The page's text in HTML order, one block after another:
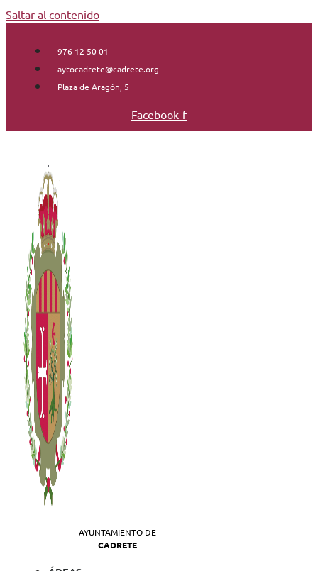
Saltar al contenido
976 12 50 01
aytocadrete@cadrete.org
Plaza de Aragón, 5
Facebook-f
AYUNTAMIENTO DE
CADRETE